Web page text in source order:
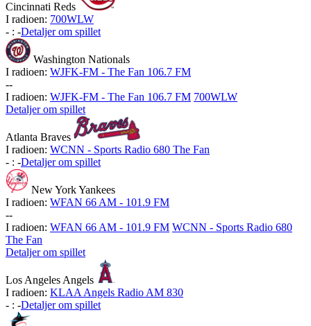
Cincinnati Reds
I radioen: 700WLW
- : -Detaljer om spillet
Washington Nationals
I radioen: WJFK-FM - The Fan 106.7 FM
--
I radioen: WJFK-FM - The Fan 106.7 FM 700WLW
Detaljer om spillet
Atlanta Braves
I radioen: WCNN - Sports Radio 680 The Fan
- : -Detaljer om spillet
New York Yankees
I radioen: WFAN 66 AM - 101.9 FM
--
I radioen: WFAN 66 AM - 101.9 FM WCNN - Sports Radio 680
The Fan
Detaljer om spillet
Los Angeles Angels
I radioen: KLAA Angels Radio AM 830
- : -Detaljer om spillet